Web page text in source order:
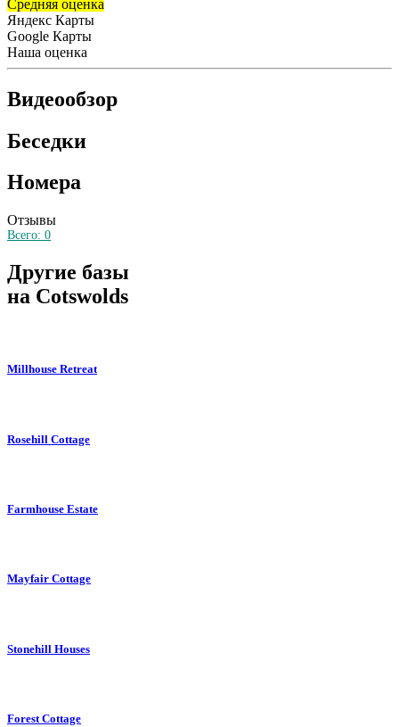
Средняя оценка
Яндекс Карты
Google Карты
Наша оценка
Видеообзор
Беседки
Номера
Отзывы
Всего: 0
Другие базы
на Cotswolds
Millhouse Retreat
Rosehill Cottage
Farmhouse Estate
Mayfair Cottage
Stonehill Houses
Forest Cottage